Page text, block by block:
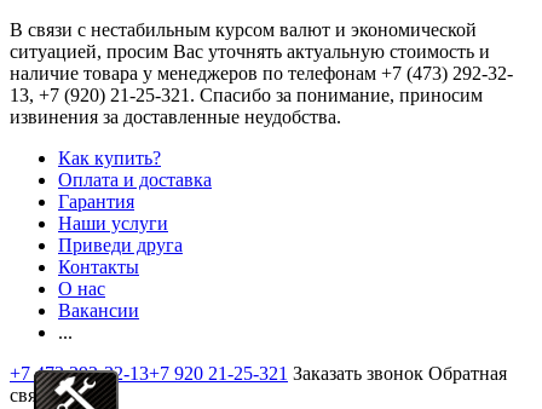
В связи с нестабильным курсом валют и экономической
ситуацией, просим Вас уточнять актуальную стоимость и
наличие товара у менеджеров по телефонам +7 (473) 292-32-
13, +7 (920) 21-25-321 . Спасибо за понимание, приносим
извинения за доставленные неудобства.
Как купить?
Оплата и доставка
Гарантия
Наши услуги
Приведи друга
Контакты
О нас
Вакансии
...
+7 473 292-32-13+7 920 21-25-321 Заказать звонок Обратная
связь